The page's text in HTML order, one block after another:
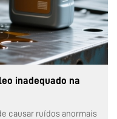
inadequado na
causar ruídos anormais